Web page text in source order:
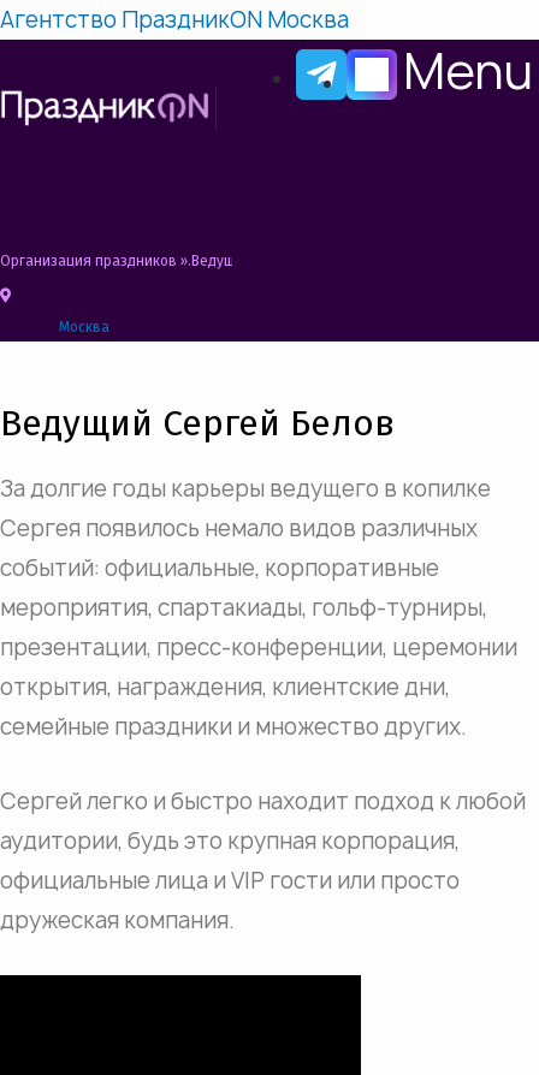
Агентство ПраздникON Москва
Menu
Организация праздников » Ведущий на мероприятие, свадьбу, юбилей,
Москва
Ведущий Сергей Белов
За долгие годы карьеры ведущего в копилке
Сергея появилось немало видов различных
событий: официальные, корпоративные
мероприятия, спартакиады, гольф-турниры,
презентации, пресс-конференции, церемонии
открытия, награждения, клиентские дни,
семейные праздники и множество других.
Сергей легко и быстро находит подход к любой
аудитории, будь это крупная корпорация,
официальные лица и VIP гости или просто
дружеская компания.